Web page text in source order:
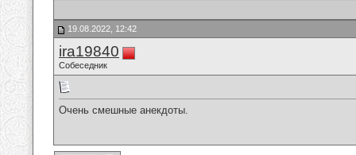
19.08.2022, 12:42
ira19840
Собеседник
Очень смешные анекдоты.